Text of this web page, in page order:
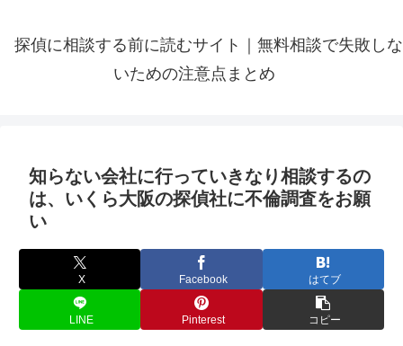
探偵に相談する前に読むサイト｜無料相談で失敗しな
いための注意点まとめ
知らない会社に行っていきなり相談するの
は、いくら大阪の探偵社に不倫調査をお願
い
X Facebook はてブ
LINE Pinterest コピー